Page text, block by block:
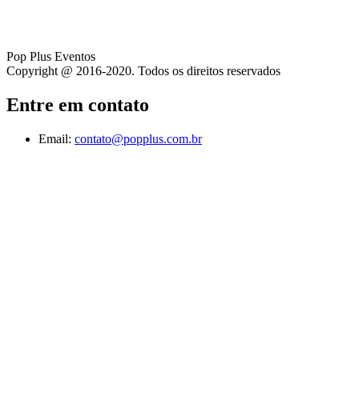
Pop Plus Eventos
Copyright @ 2016-2020. Todos os direitos reservados
Entre em contato
Email: contato@popplus.com.br